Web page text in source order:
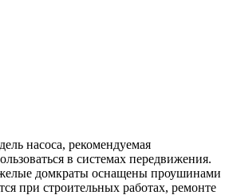
насоса, рекомендуемая
в системах передвижения.
домкраты оснащены проушинами
при строительных работах, ремонте